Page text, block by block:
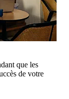
que les
de votre